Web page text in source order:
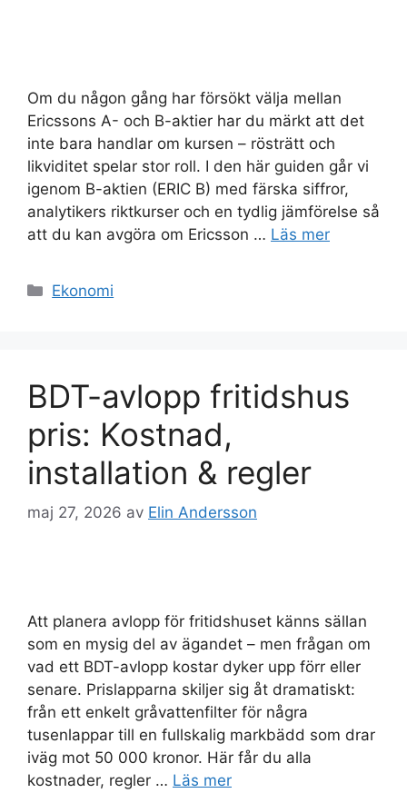
Om du någon gång har försökt välja mellan
Ericssons A- och B-aktier har du märkt att det
inte bara handlar om kursen – rösträtt och
likviditet spelar stor roll. I den här guiden går vi
igenom B-aktien (ERIC B) med färska siffror,
analytikers riktkurser och en tydlig jämförelse så
att du kan avgöra om Ericsson … Läs mer
Kategorier
Ekonomi
BDT-avlopp fritidshus
pris: Kostnad,
installation & regler
maj 27, 2026 av Elin Andersson
Att planera avlopp för fritidshuset känns sällan
som en mysig del av ägandet – men frågan om
vad ett BDT-avlopp kostar dyker upp förr eller
senare. Prislapparna skiljer sig åt dramatiskt:
från ett enkelt gråvattenfilter för några
tusenlappar till en fullskalig markbädd som drar
iväg mot 50 000 kronor. Här får du alla
kostnader, regler … Läs mer